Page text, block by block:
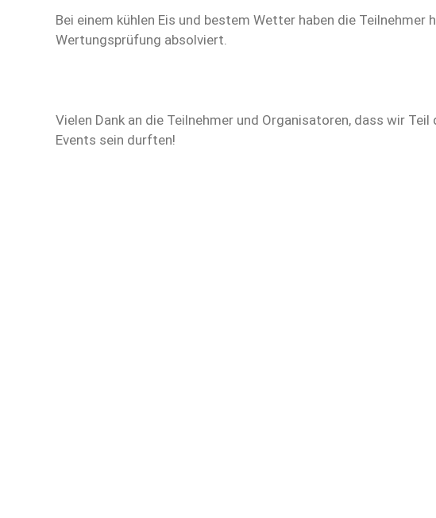
Bei einem kühlen Eis und bestem Wetter haben die Teilnehmer
Wertungsprüfung absolviert.
Vielen Dank an die Teilnehmer und Organisatoren, dass wir Teil
Events sein durften!